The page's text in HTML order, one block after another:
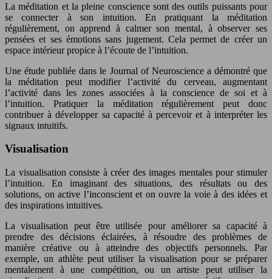
La méditation et la pleine conscience sont des outils puissants pour
se connecter à son intuition. En pratiquant la méditation
régulièrement, on apprend à calmer son mental, à observer ses
pensées et ses émotions sans jugement. Cela permet de créer un
espace intérieur propice à l’écoute de l’intuition.
Une étude publiée dans le Journal of Neuroscience a démontré que
la méditation peut modifier l’activité du cerveau, augmentant
l’activité dans les zones associées à la conscience de soi et à
l’intuition. Pratiquer la méditation régulièrement peut donc
contribuer à développer sa capacité à percevoir et à interpréter les
signaux intuitifs.
Visualisation
La visualisation consiste à créer des images mentales pour stimuler
l’intuition. En imaginant des situations, des résultats ou des
solutions, on active l’inconscient et on ouvre la voie à des idées et
des inspirations intuitives.
La visualisation peut être utilisée pour améliorer sa capacité à
prendre des décisions éclairées, à résoudre des problèmes de
manière créative ou à atteindre des objectifs personnels. Par
exemple, un athlète peut utiliser la visualisation pour se préparer
mentalement à une compétition, ou un artiste peut utiliser la